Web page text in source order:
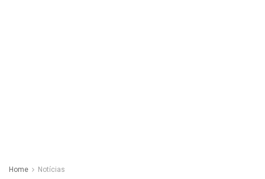
Home Notícias